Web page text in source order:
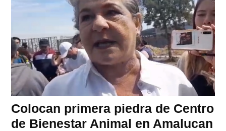
Colocan primera piedra de Centro
de Bienestar Animal en Amalucan